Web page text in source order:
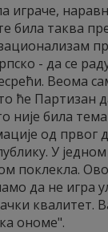
играче,
била таква
- да се
Веома
ће Партизан
није била
од првог
У
поклекла. Ово
да не игра
квалитет.
ономе".